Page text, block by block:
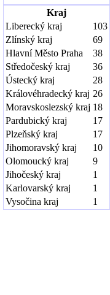
Kraj
Liberecký kraj
103
Zlínský kraj
69
Hlavní Město Praha
38
Středočeský kraj
36
Ústecký kraj
28
Královéhradecký kraj 26
Moravskoslezský kraj 18
Pardubický kraj
17
Plzeňský kraj
17
Jihomoravský kraj
10
Olomoucký kraj
9
Jihočeský kraj
1
Karlovarský kraj
1
Vysočina kraj
1